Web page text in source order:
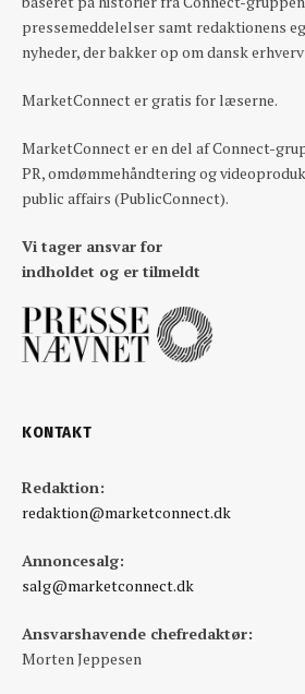
pressemeddelelser samt redaktionens
nyheder, der bakker op om dansk
MarketConnect er gratis for læserne.
MarketConnect er en del af Connect-
PR, omdømmehåndtering og
public affairs (PublicConnect).
Vi tager ansvar for
indholdet og er tilmeldt
KONTAKT
Redaktion:
redaktion@marketconnect.dk
Annoncesalg:
salg@marketconnect.dk
Ansvarshavende chefredaktør:
Morten Jeppesen